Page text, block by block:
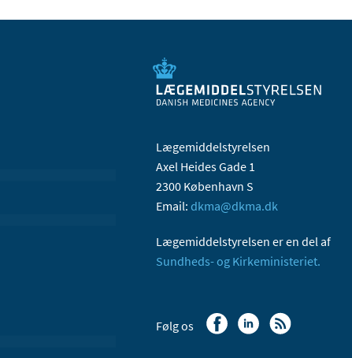
Lægemiddelstyrelsen
Axel Heides Gade 1
2300 København S
Email: dkma@dkma.dk
Lægemiddelstyrelsen er en del af
Sundheds- og Kirkeministeriet.
Følg os